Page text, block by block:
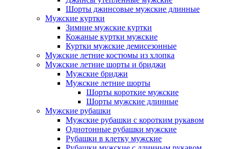
Шорты джинсовые мужские длинные
Мужские куртки
Зимние мужские куртки
Кожаные куртки мужские
Куртки мужские демисезонные
Мужские летние костюмы из хлопка
Мужские летние шорты и бриджи
Мужские бриджи
Мужские летние шорты
Шорты короткие мужские
Шорты мужские длинные
Мужские рубашки
Мужские рубашки с коротким рукавом
Однотонные рубашки мужские
Рубашки в клетку мужские